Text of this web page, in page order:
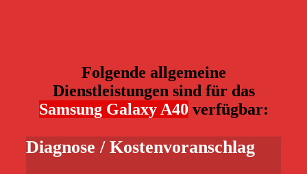
Folgende allgemeine
Dienstleistungen sind für das
Samsung Galaxy A40 verfügbar:
Diagnose / Kostenvoranschlag